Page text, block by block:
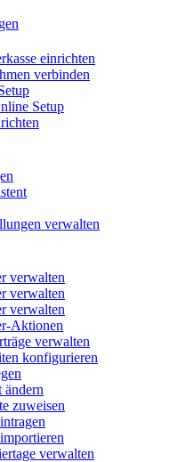
einrichten
verbinden
Setup
verwalten
verwalten
verwalten
verwalten
Aktionen
verwalten
konfigurieren
zuweisen
verwalten